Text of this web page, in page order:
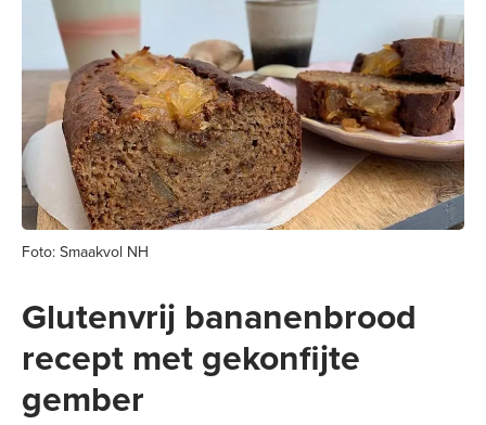
Foto: Smaakvol NH
Glutenvrij bananenbrood
recept met gekonfijte
gember